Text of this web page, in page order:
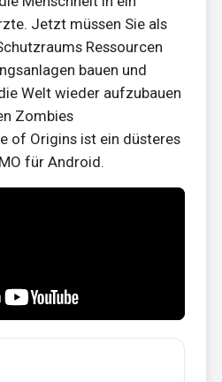
Jetzt müssen Sie als
Ressourcen
bauen und
Welt wieder aufzubauen
Zombies
of Origins ist ein düsteres
für Android.